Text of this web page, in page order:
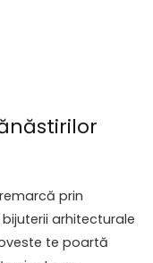
prin
arhitecturale
te poartă